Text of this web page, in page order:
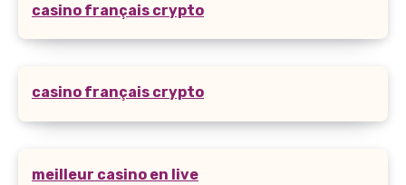
casino français crypto
casino français crypto
meilleur casino en live